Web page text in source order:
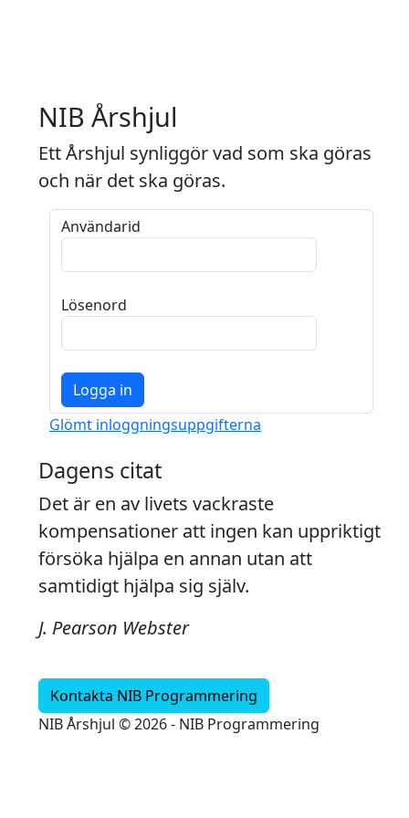
NIB Årshjul
Ett Årshjul synliggör vad som ska göras
och när det ska göras.
Användarid
Lösenord
Glömt inloggningsuppgifterna
Dagens citat
Det är en av livets vackraste
kompensationer att ingen kan uppriktigt
försöka hjälpa en annan utan att
samtidigt hjälpa sig själv.
J. Pearson Webster
Kontakta NIB Programmering
NIB Årshjul © 2026 - NIB Programmering